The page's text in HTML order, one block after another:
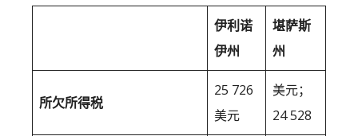
伊利诺
伊州
堪萨斯
州
所欠所得税
25 726
美元
美元；
24 528